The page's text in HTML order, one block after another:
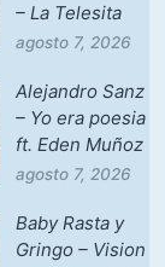
– La Telesita
agosto 7, 2026
Alejandro Sanz
– Yo era poesia
ft. Eden Muñoz
agosto 7, 2026
Baby Rasta y
Gringo – Vision